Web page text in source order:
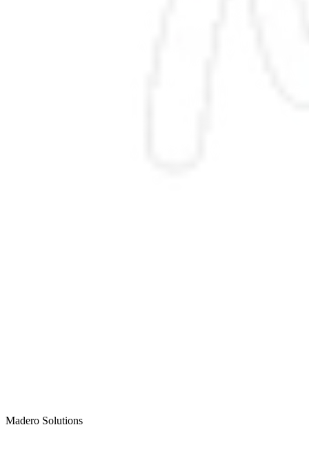
Madero Solutions